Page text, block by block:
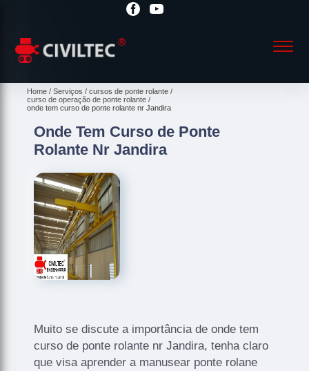
Home Serviços
cursos de ponte rolante
curso de operação de ponte rolante
onde tem curso de ponte rolante nr Jandira
Onde Tem Curso de Ponte
Rolante Nr Jandira
Muito se discute a importância de onde tem
curso de ponte rolante nr Jandira, tenha claro
que visa aprender a manusear ponte rolane